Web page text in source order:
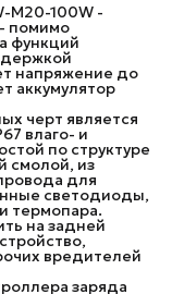
M20-100W -
помимо
функций
напряжение до
аккумулятор
черт является
влаго- и
по структуре
смолой, из
для
светодиоды,
термопара.
на задней
вредителей
заряда